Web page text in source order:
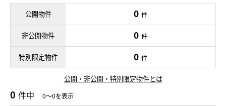
公開物件 0 件
非公開物件 0 件
特別限定物件 0 件
公開・非公開・特別限定物件とは
0 件中 0～0を表示